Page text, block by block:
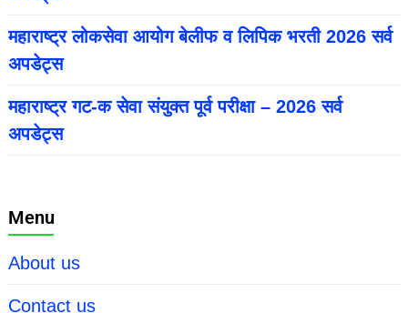
महाराष्ट्र लोकसेवा आयोग बेलीफ व लिपिक भरती 2026 सर्व
अपडेट्स
महाराष्ट्र गट-क सेवा संयुक्त पूर्व परीक्षा – 2026 सर्व
अपडेट्स
Menu
About us
Contact us